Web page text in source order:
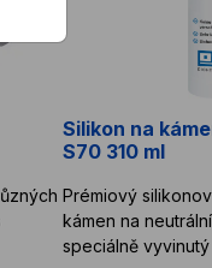
Silikon na
S70 310 ml
Prémiový
kámen na
speciálně vyvinutý